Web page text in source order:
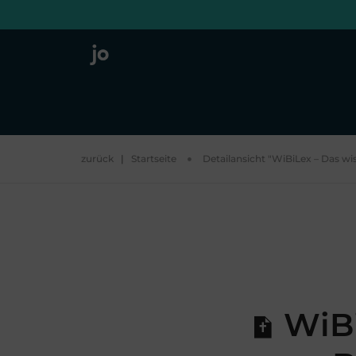
zurück | Startseite Detailansicht "WiBiLex – Das